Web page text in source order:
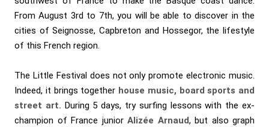
From August 3rd to 7th, you will be able to discover in the
cities of Seignosse, Capbreton and Hossegor, the lifestyle
of this French region.
The Little Festival does not only promote electronic music.
Indeed, it brings together house music, board sports and
street art. During 5 days, try surfing lessons with the ex-
champion of France junior Alizée Arnaud, but also graph